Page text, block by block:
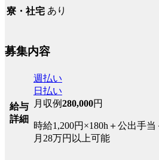
寮・社宅 あり
募集内容
給与
詳細
週払い
日払い
月収例280,000円
時給1,200円×180h＋公出手
月28万円以上可能